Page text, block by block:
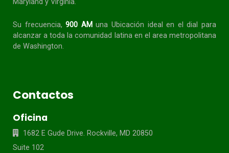
Maryland y Virginia.
Su frecuencia, 900 AM una Ubicación ideal en el dial para
alcanzar a toda lacomunidad latina en el area metropolitana
de Washington.
Contactos
Oficina
1682 E Gude Drive. Rockville, MD 20850
Suite 102